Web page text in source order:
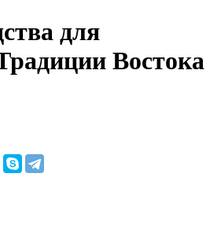
для
Востока